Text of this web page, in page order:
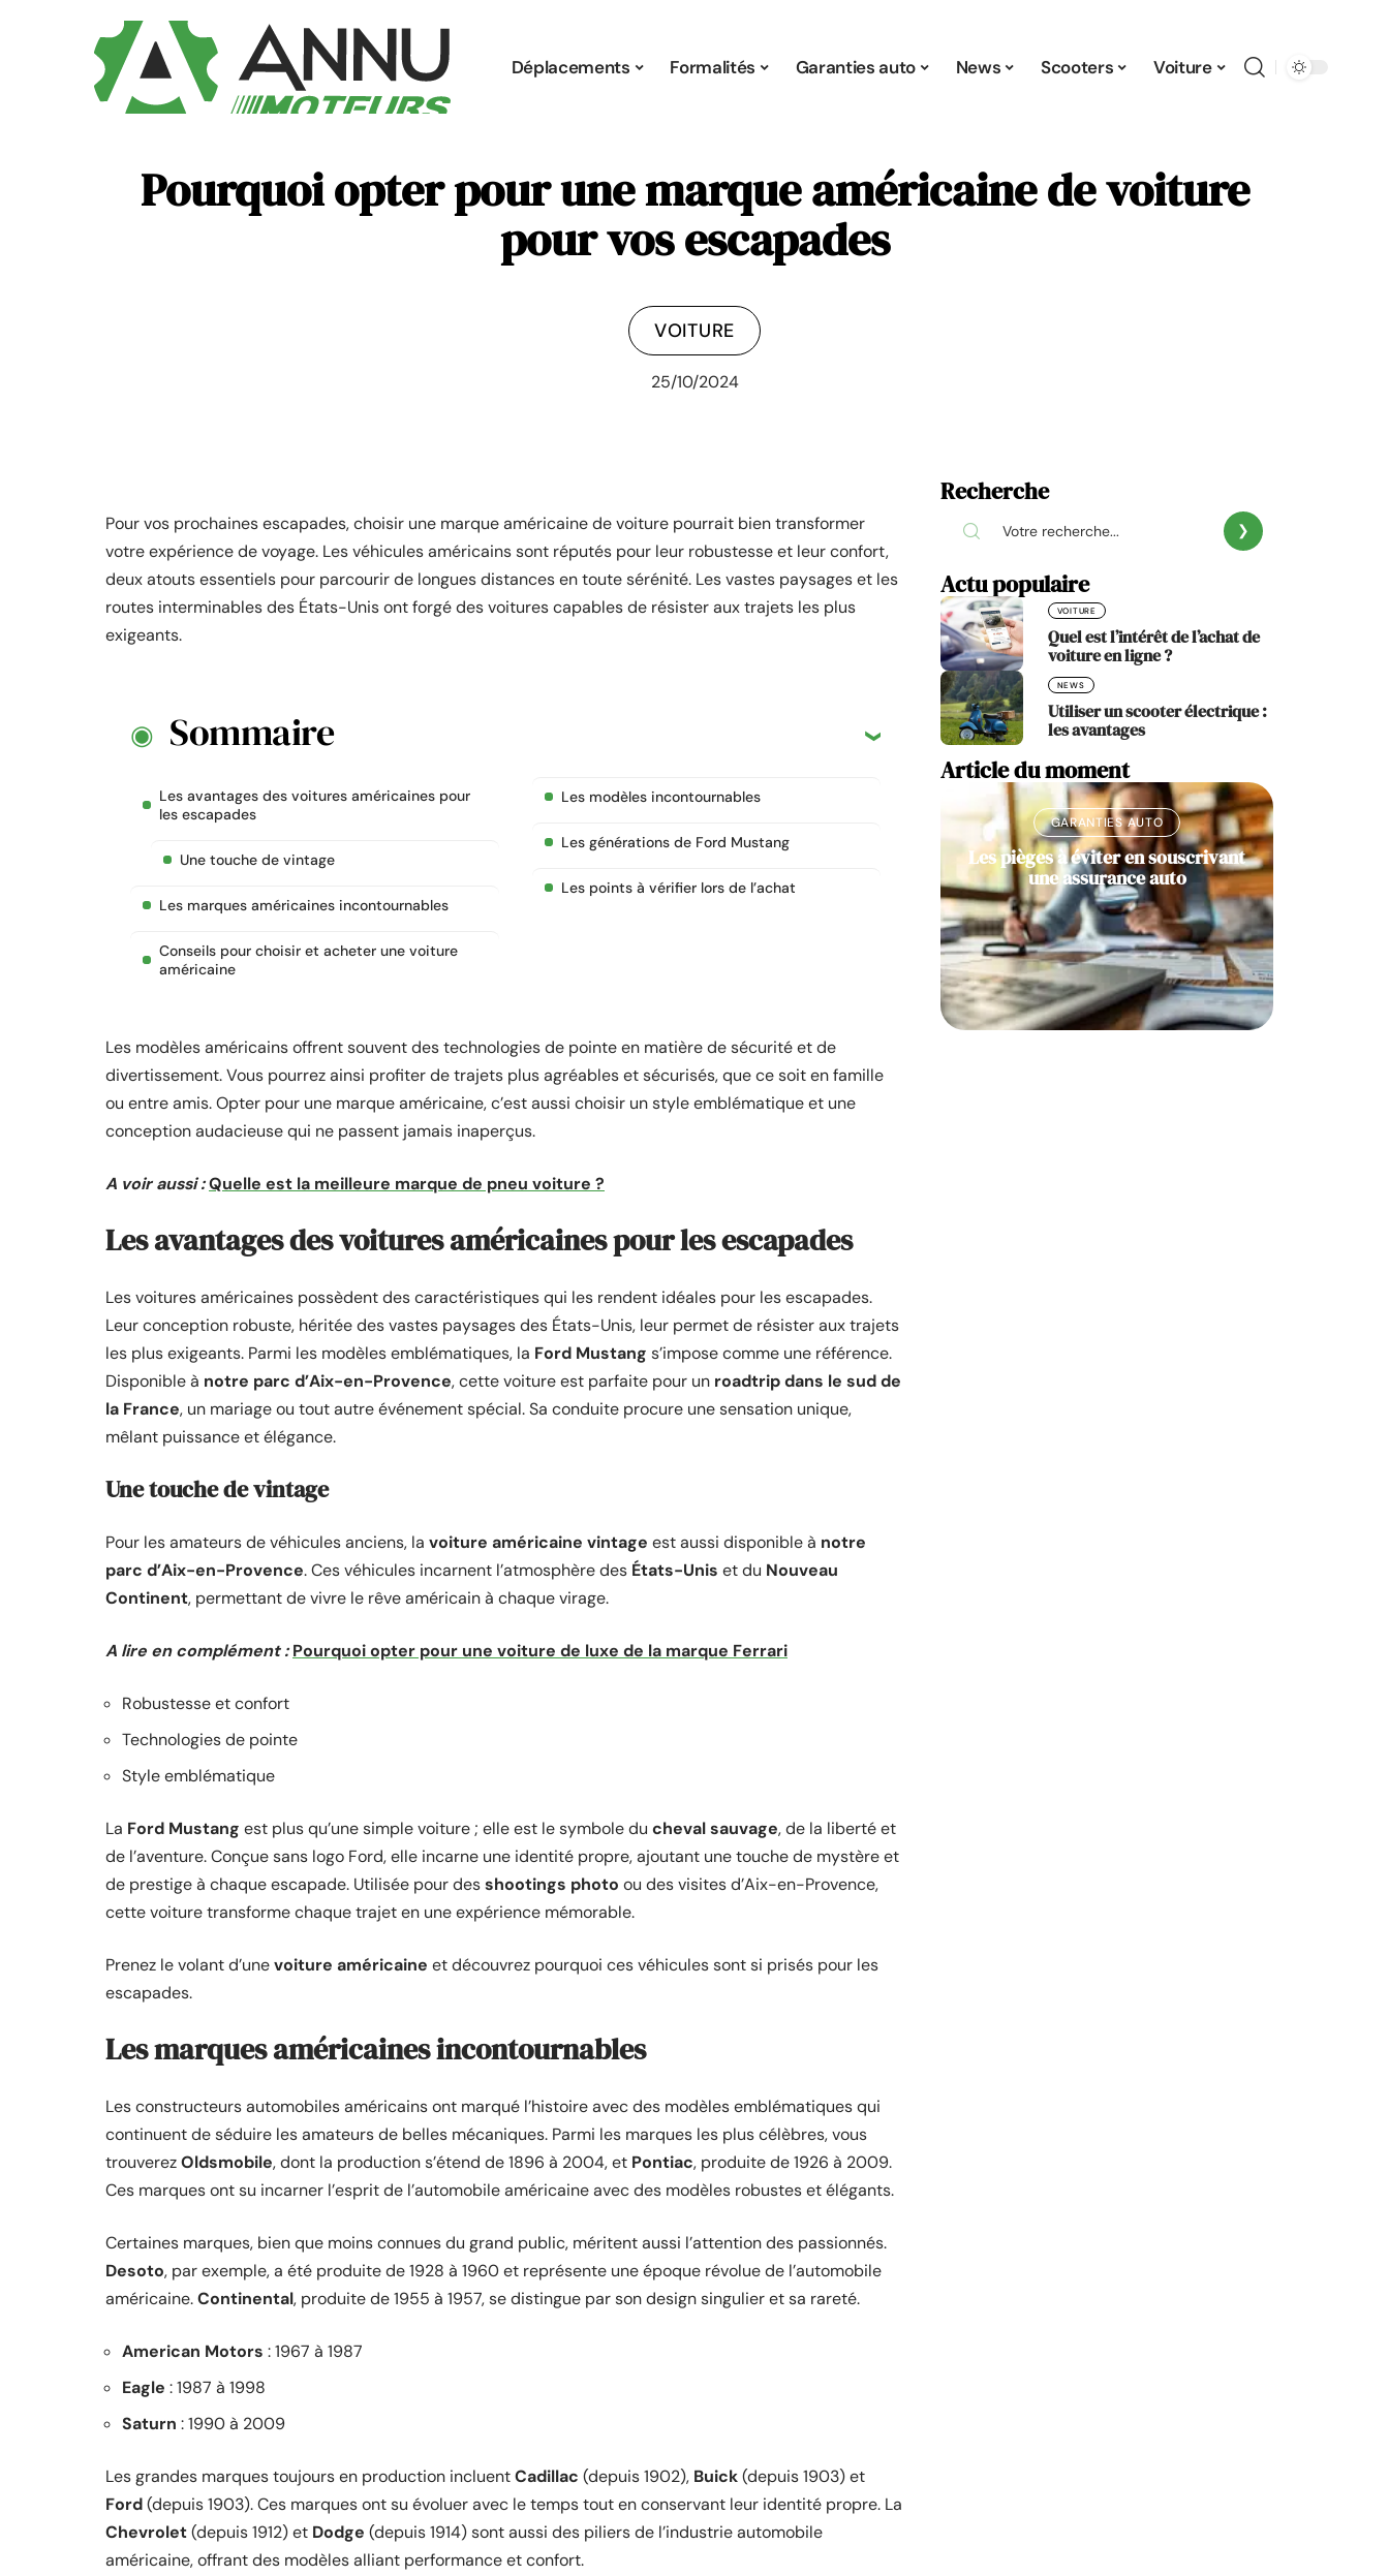
Déplacements Formalités Garanties auto News Scooters Voiture
Pourquoi opter pour une marque américaine de voiture
pour vos escapades
VOITURE
25/10/2024
Pour vos prochaines escapades, choisir une marque américaine de voiture pourrait bien transformer
votre expérience de voyage. Les véhicules américains sont réputés pour leur robustesse et leur confort,
deux atouts essentiels pour parcourir de longues distances en toute sérénité. Les vastes paysages et les
routes interminables des États-Unis ont forgé des voitures capables de résister aux trajets les plus
exigeants.
Sommaire
Les avantages des voitures américaines pour
les escapades
Une touche de vintage
Les marques américaines incontournables
Conseils pour choisir et acheter une voiture
américaine
Les modèles incontournables
Les générations de Ford Mustang
Les points à vérifier lors de l’achat
Les modèles américains offrent souvent des technologies de pointe en matière de sécurité et de
divertissement. Vous pourrez ainsi profiter de trajets plus agréables et sécurisés, que ce soit en famille
ou entre amis. Opter pour une marque américaine, c’est aussi choisir un style emblématique et une
conception audacieuse qui ne passent jamais inaperçus.
A voir aussi :Quelle est la meilleure marque de pneu voiture ?
Les avantages des voitures américaines pour les escapades
Les voitures américaines possèdent des caractéristiques qui les rendent idéales pour les escapades.
Leur conception robuste, héritée des vastes paysages des États-Unis, leur permet de résister aux trajets
les plus exigeants. Parmi les modèles emblématiques, la Ford Mustang s’impose comme une référence.
Disponible à notre parc d’Aix-en-Provence, cette voiture est parfaite pour un roadtrip dans le sud de
la France, un mariage ou tout autre événement spécial. Sa conduite procure une sensation unique,
mêlant puissance et élégance.
Une touche de vintage
Pour les amateurs de véhicules anciens, la voiture américaine vintage est aussi disponible à notre
parc d’Aix-en-Provence. Ces véhicules incarnent l’atmosphère des États-Unis et du Nouveau
Continent, permettant de vivre le rêve américain à chaque virage.
A lire en complément : Pourquoi opter pour une voiture de luxe de la marque Ferrari
Robustesse et confort
Technologies de pointe
Style emblématique
La Ford Mustang est plus qu’une simple voiture ; elle est le symbole du cheval sauvage, de la liberté et
de l’aventure. Conçue sans logo Ford, elle incarne une identité propre, ajoutant une touche de mystère et
de prestige à chaque escapade. Utilisée pour desshootings photo ou des visites d’Aix-en-Provence,
cette voiture transforme chaque trajet en une expérience mémorable.
Prenez le volant d’unevoiture américaine et découvrez pourquoi ces véhicules sont si prisés pour les
escapades.
Les marques américaines incontournables
Les constructeurs automobiles américains ont marqué l’histoire avec des modèles emblématiques qui
continuent de séduire les amateurs de belles mécaniques. Parmi les marques les plus célèbres, vous
trouverezOldsmobile, dont la production s’étend de 1896 à 2004, et Pontiac, produite de 1926 à 2009.
Ces marques ont su incarner l’esprit de l’automobile américaine avec des modèles robustes et élégants.
Certaines marques, bien que moins connues du grand public, méritent aussi l’attention des passionnés.
Desoto, par exemple, a été produite de 1928 à 1960 et représente une époque révolue de l’automobile
américaine.Continental, produite de 1955 à 1957, se distingue par son design singulier et sa rareté.
American Motors : 1967 à 1987
Eagle : 1987 à 1998
Saturn : 1990 à 2009
Les grandes marques toujours en production incluentCadillac (depuis 1902), Buick(depuis 1903) et
Ford(depuis 1903). Ces marques ont su évoluer avec le temps tout en conservant leur identité propre. La
Chevrolet(depuis 1912) et Dodge (depuis 1914) sont aussi des piliers de l’industrie automobile
américaine, offrant des modèles alliant performance et confort.
Recherche
Actu populaire
VOITURE
Quel est l’intérêt de l’achat de
voiture en ligne ?
NEWS
Utiliser un scooter électrique :
les avantages
Article du moment
GARANTIES AUTO
Les pièges à éviter en souscrivant
une assurance auto